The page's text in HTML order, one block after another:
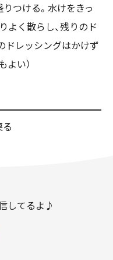
つける。水けをきっ
よく散らし、残りのド
ドレッシングはかけず
よい）
る
してるよ♪